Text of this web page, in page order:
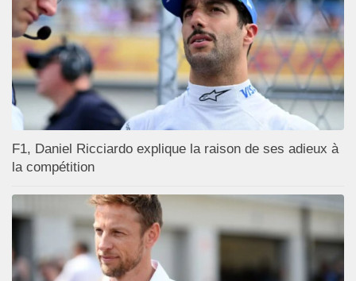
F1, Daniel Ricciardo explique la raison de ses adieux à
la compétition